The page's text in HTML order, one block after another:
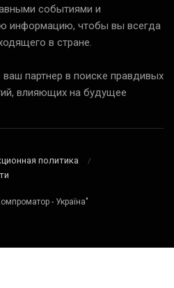
событиями и
информацию, чтобы вы всегда
в стране.
ваш партнер в поиске правдивых
влияющих на будущее
политика
- Україна"